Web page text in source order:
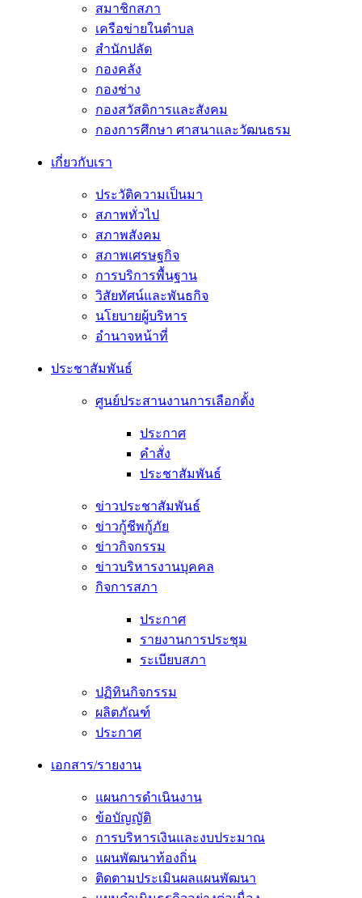
สมาชิกสภา
เครือข่ายในตำบล
สำนักปลัด
กองคลัง
กองช่าง
กองสวัสดิการและสังคม
กองการศึกษา ศาสนาและวัฒนธรม
เกี่ยวกับเรา
ประวัติความเป็นมา
สภาพทั่วไป
สภาพสังคม
สภาพเศรษฐกิจ
การบริการพื้นฐาน
วิสัยทัศน์และพันธกิจ
นโยบายผู้บริหาร
อํานาจหน้าที่
ประชาสัมพันธ์
ศูนย์ประสานงานการเลือกตั้ง
ประกาศ
คำสั่ง
ประชาสัมพันธ์
ข่าวประชาสัมพันธ์
ข่าวกู้ชีพกู้ภัย
ข่าวกิจกรรม
ข่าวบริหารงานบุคคล
กิจการสภา
ประกาศ
รายงานการประชุม
ระเบียบสภา
ปฏิทินกิจกรรม
ผลิตภัณฑ์
ประกาศ
เอกสาร/รายงาน
แผนการดำเนินงาน
ข้อบัญญัติ
การบริหารเงินและงบประมาณ
แผนพัฒนาท้องถิ่น
ติดตามประเมินผลแผนพัฒนา